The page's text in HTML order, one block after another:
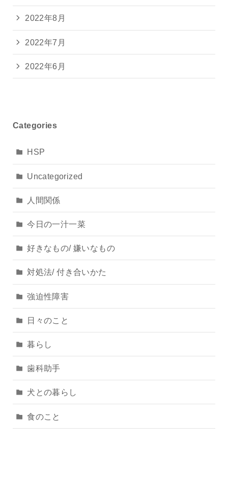
2022年8月
2022年7月
2022年6月
Categories
HSP
Uncategorized
人間関係
今日の一汁一菜
好きなもの/ 嫌いなもの
対処法/ 付き合いかた
強迫性障害
日々のこと
暮らし
歯科助手
犬との暮らし
食のこと